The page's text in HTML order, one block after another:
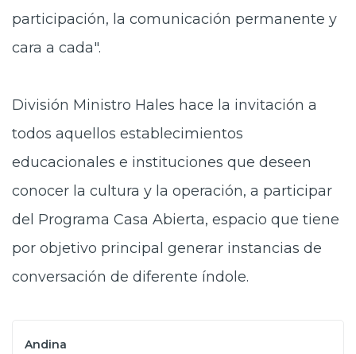
participación, la comunicación permanente y
cara a cada".
División Ministro Hales hace la invitación a
todos aquellos establecimientos
educacionales e instituciones que deseen
conocer la cultura y la operación, a participar
del Programa Casa Abierta, espacio que tiene
por objetivo principal generar instancias de
conversación de diferente índole.
Andina